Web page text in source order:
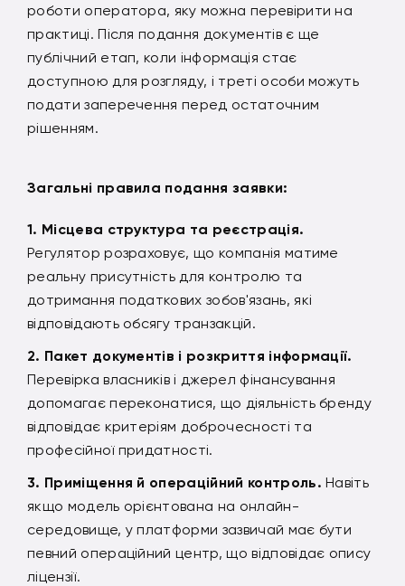
роботи оператора, яку можна перевірити на
практиці. Після подання документів є ще
публічний етап, коли інформація стає
доступною для розгляду, і треті особи можуть
подати заперечення перед остаточним
рішенням.
Загальні правила подання заявки:
Місцева структура та реєстрація.
Регулятор розраховує, що компанія матиме
реальну присутність для контролю та
дотримання податкових зобов'язань, які
відповідають обсягу транзакцій.
Пакет документів і розкриття інформації.
Перевірка власників і джерел фінансування
допомагає переконатися, що діяльність бренду
відповідає критеріям доброчесності та
професійної придатності.
Приміщення й операційний контроль. Навіть
якщо модель орієнтована на онлайн-
середовище, у платформи зазвичай має бути
певний операційний центр, що відповідає опису
ліцензії.